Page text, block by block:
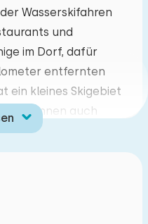
Wasserskifahren
und
im Dorf, dafür
entfernten
ein kleines Skigebiet
Sie können auch
Skiliftkarussell in
mit
aus können Sie auf
07 08 09
14 15 16
21 22 23